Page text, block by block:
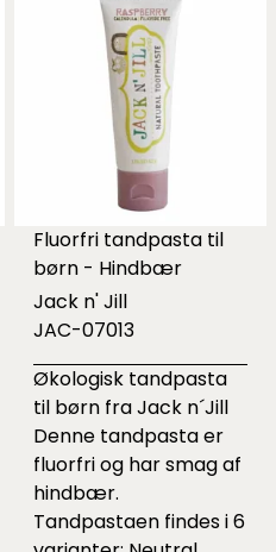
Fluorfri tandpasta til
børn - Hindbær
Jack n' Jill
JAC-07013
Økologisk tandpasta
til børn fra Jack n´Jill
Denne tandpasta er
fluorfri og har smag af
hindbær.
Tandpastaen findes i 6